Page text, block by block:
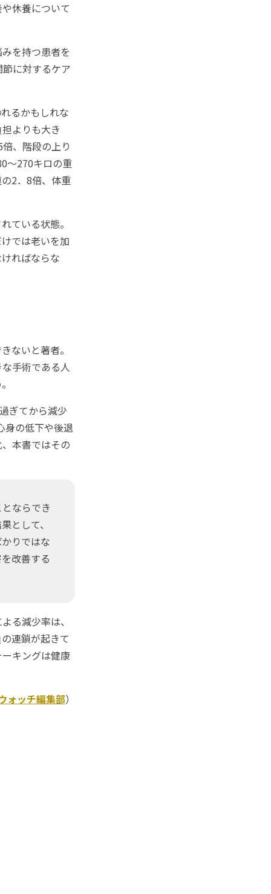
休養について
を持つ患者を
に対するケア
るかもしれな
よりも大き
、階段の上り
～270キロの重
2．8倍、体重
ている状態。
では老いを加
ればならな
ないと著者。
手術である人
ぎてから減少
身の低下や後退
本書ではその
ならでき
として、
りではな
改善する
る減少率は、
連鎖が起きて
キングは健康
ォッチ編集部）